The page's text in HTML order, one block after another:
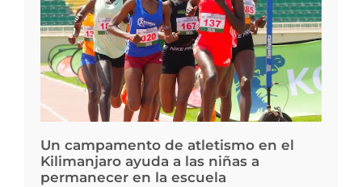
Un campamento de atletismo en el
Kilimanjaro ayuda a las niñas a
permanecer en la escuela